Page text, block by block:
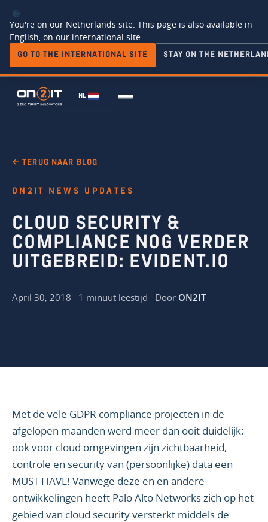
You're on our Netherlands site. This page is also available in
English, on our international site.
GO TO THE INTERNATIONAL SITE STAY ON THE
NL
← TERUG NAAR BLOG
ON2IT NEWS UPDATES
CLOUD SECURITY &
COMPLIANCE NOG VERDER
UITGEBREID: EVIDENT.IO
April 30, 2018 · 1 minuut leestijd · Door ON2IT
Met de vele GDPR compliance projecten in de
afgelopen maanden werd meer dan ooit duidelijk:
ook voor cloud omgevingen zijn zichtbaarheid,
controle en security van (persoonlijke) data een
MUST HAVE! Vanwege deze en en andere
ontwikkelingen heeft Palo Alto Networks zich op het
gebied van cloud security versterkt middels de